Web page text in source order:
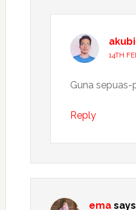
14TH
Guna sepuas-
Reply
ema says